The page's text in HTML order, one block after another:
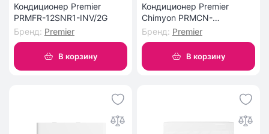
Кондиционер Premier
PRMFR-12SNR1-INV/2G
Бренд: Premier
В корзину
Кондиционер Premier
Chimyon PRMCN-
12SDNA2C
Бренд: Premier
В корзину